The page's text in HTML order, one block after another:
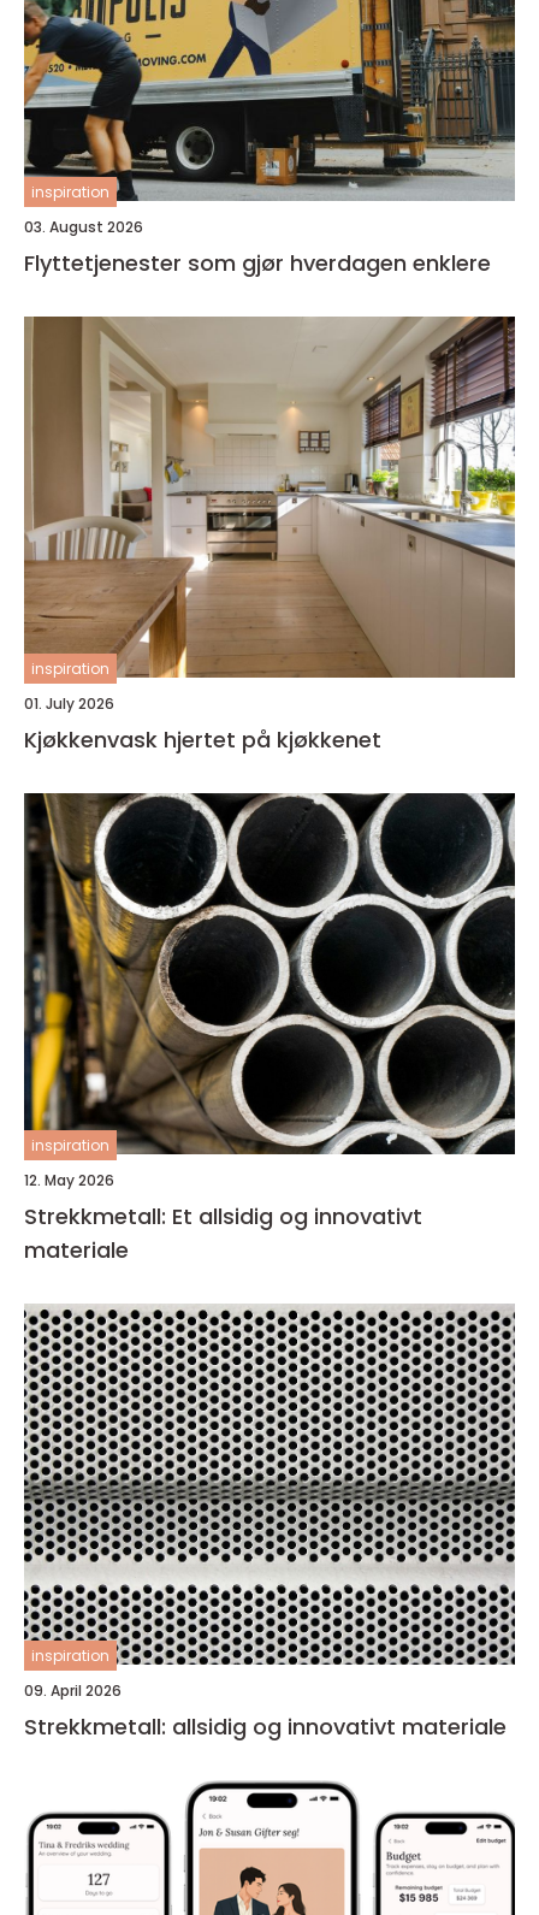
inspiration
03. August 2026
Flyttetjenester som gjør hverdagen enklere
inspiration
01. July 2026
Kjøkkenvask hjertet på kjøkkenet
inspiration
12. May 2026
Strekkmetall: Et allsidig og innovativt
materiale
inspiration
09. April 2026
Strekkmetall: allsidig og innovativt materiale